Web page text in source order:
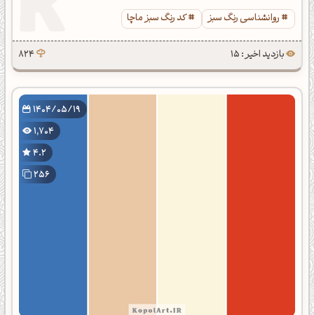
روانشناسی رنگ سبز
کد رنگ سبز ماچا
بازدید اخیر : 15 824
1404/05/19
1,704
4.2
256